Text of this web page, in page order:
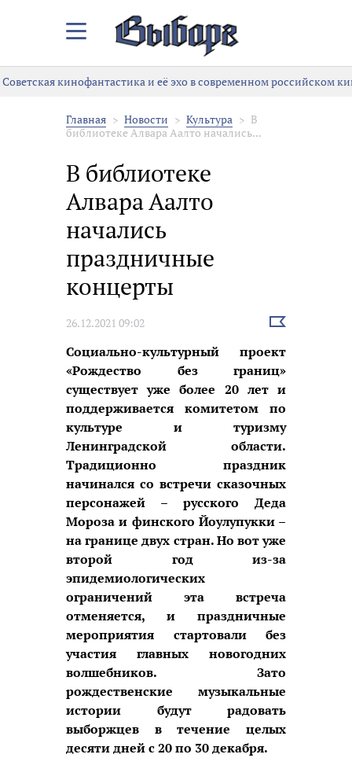
Закрыть/
меню
Советская кинофантастика и её эхо в современном российском
Главная Новости Культура
В
библиотеке Алвара Аалто начались...
В библиотеке
Алвара Аалто
начались
праздничные
концерты
26.12.2021 09:02
Выбрать
Социально-культурный проект
«Рождество без границ»
существует уже более 20 лет и
поддерживается комитетом по
культуре и туризму
Ленинградской области.
Традиционно праздник
начинался со встречи сказочных
персонажей – русского Деда
Мороза и финского Йоулупукки –
на границе двух стран. Но вот уже
второй год из-за
эпидемиологических
ограничений эта встреча
отменяется, и праздничные
мероприятия стартовали без
участия главных новогодних
волшебников. Зато
рождественские музыкальные
истории будут радовать
выборжцев в течение целых
десяти дней с 20 по 30 декабря.